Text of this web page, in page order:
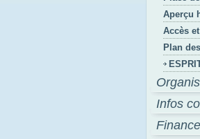
Aperçu
Accès
Plan
Infos